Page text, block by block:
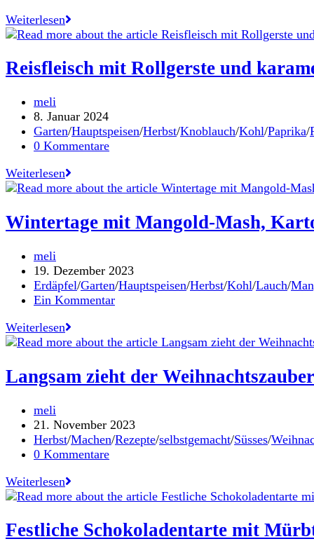
Weiterlesenausgewogen
frühstücken
Dinkel-
Saatenbrot
mit
Apfel
&
Karotte
Reisfleisch mit Rollgerste und
Beitrags-
Autor:
meli
Beitrag
veröffentlicht:
8. Januar 2024
Beitrags-
Kategorie:
Garten/Hauptspeisen/Herbst/Knoblauch/Kohl/Paprika/
Beitrags-
0 Kommentare
WeiterlesenReisfleisch
mit
und
karamellisiertem
Wintertage mit Mangold-Mash,
Beitrags-
Autor:
meli
Beitrag
veröffentlicht:
19. Dezember 2023
Beitrags-
Kategorie:
Erdäpfel/Garten/Hauptspeisen/Herbst/Kohl/Lauch/
Beitrags-
Ein Kommentar
WeiterlesenWintertage
mit
Mash,
Kartoffeln
Langsam zieht der
Beitrags-
Autor:
meli
Beitrag
veröffentlicht:
21. November 2023
Beitrags-
Kategorie:
Herbst/Machen/Rezepte/selbstgemacht/Süsses/
Beitrags-
0 Kommentare
WeiterlesenLangsam
zieht
Weihnachtszauber
ein
Festliche Schokoladentarte mit